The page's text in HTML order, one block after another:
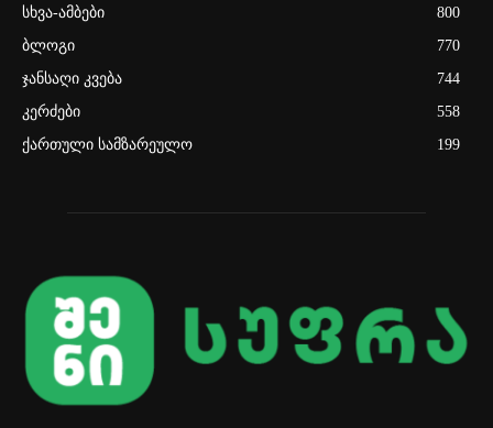
სხვა-ამბები
800
ბლოგი
770
ჯანსაღი კვება
744
კერძები
558
ქართული სამზარეულო
199